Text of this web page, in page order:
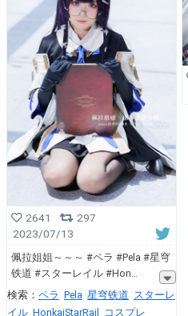
2641
297
2023/07/13
佩拉姐姐～～～ #ペラ #Pela #星穹
铁道 #スターレイル #Hon
検索： ペラ Pela 星穹铁道 スターレ
イル HonkaiStarRail コスプレ